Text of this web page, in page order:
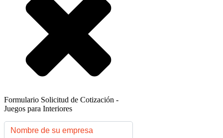
Formulario Solicitud de Cotización -
Juegos para Interiores